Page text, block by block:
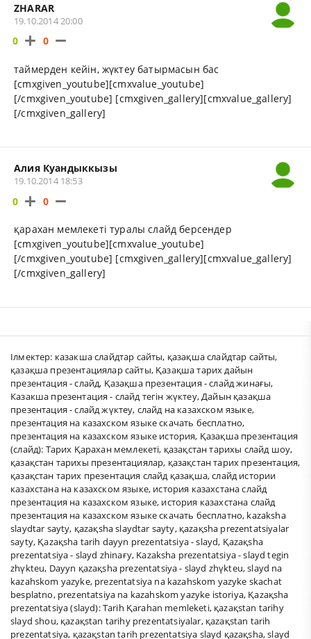
ZHARAR
19.10.2014 20:00
0 0
таймерден кейін, жүктеу батырмасын бас
[cmxgiven_youtube][cmxvalue_youtube]
[/cmxgiven_youtube] [cmxgiven_gallery][cmxvalue_gallery]
[/cmxgiven_gallery]
Алия Куандыккызы
19.10.2014 18:53
0 0
қарахан мемлекеті туралы слайд берсендер
[cmxgiven_youtube][cmxvalue_youtube]
[/cmxgiven_youtube] [cmxgiven_gallery][cmxvalue_gallery]
[/cmxgiven_gallery]
Ілмектер: казакша слайдтар сайты, қазақша слайдтар сайты,
қазақша презентациялар сайты, Қазақша тарих дайын
презентация - слайд, Қазақша презентация - слайд жинағы,
Казакша презентация - слайд тегін жүктеу,Дайын қазақша
презентация - слайд жүктеу, слайд на казахском языке,
презентация на казахском языке скачать бесплатно,
презентация на казахском языке история, Қазақша презентация
(слайд): Тарих Қарахан мемлекеті, қазақстан тарихы слайд шоу,
қазақстан тарихы презентациялар, қазақстан тарих презентация,
қазақстан тарих презентация слайд қазақша,слайд истории
казахстана на казахском языке, история казахстана слайд
презентация на казахском языке, история казахстана слайд
презентация на казахском языке скачать бесплатно, kazaksha
slaydtar sayty, қazaқsha slaydtar sayty, қazaқsha prezentatsiyalar
sayty, Қazaқsha tarih dayyn prezentatsiya - slayd, Қazaқsha
prezentatsiya - slayd zhinaғy, Kazaksha prezentatsiya - slayd tegin
zhүkteu, Dayyn қazaқsha prezentatsiya - slayd zhүkteu,slayd na
kazahskom yazyke, prezentatsiya na kazahskom yazyke skachat
besplatno, prezentatsiya na kazahskom yazyke istoriya, Қazaқsha
prezentatsiya (slayd): Tarih Қarahan memleketi, қazaқstan tarihy
slayd shou, қazaқstan tarihy prezentatsiyalar, қazaқstan tarih
prezentatsiya, қazaқstan tarih prezentatsiya slayd қazaқsha,slayd